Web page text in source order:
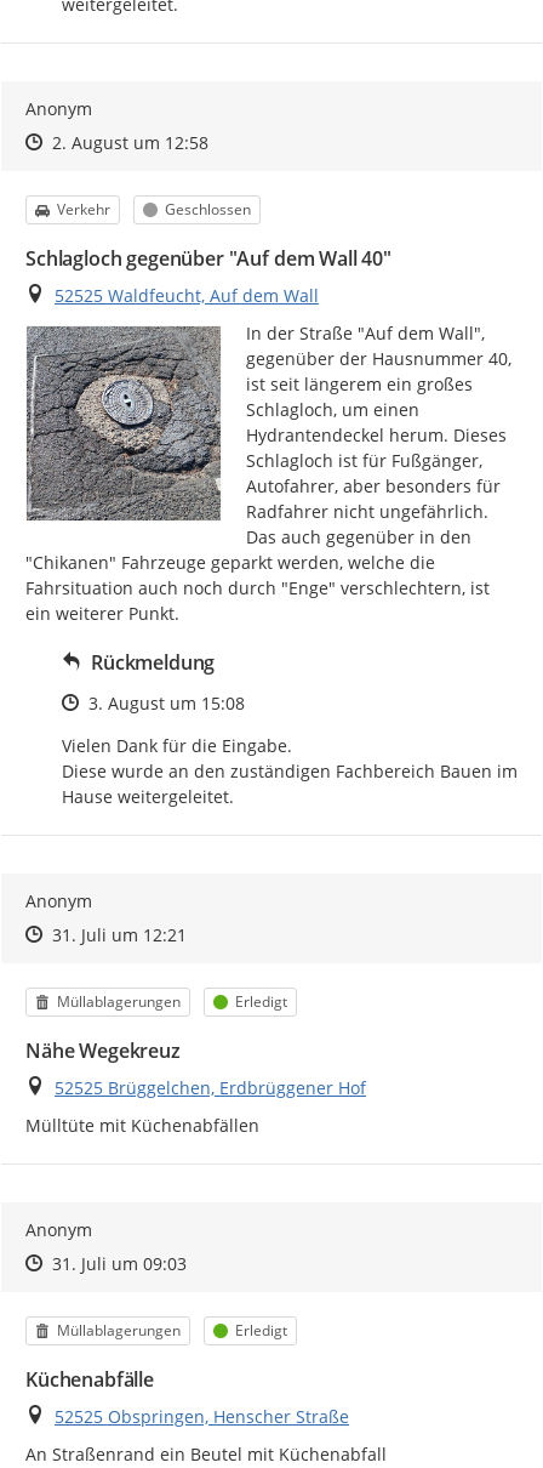
Anonym
Zeitpunkt des Erstellens
Zeitpunkt des Erstellens
2. August um 12:58Zur Äußerung
Kategorie
Verkehr Status
Geschlossen
Schlagloch gegenüber "Auf dem Wall 40"
Ort
52525 Waldfeucht, Auf dem Wall
In der Straße "Auf dem Wall",
gegenüber der Hausnummer 40,
ist seit längerem ein großes
Schlagloch, um einen
Hydrantendeckel herum. Dieses
Schlagloch ist für Fußgänger,
Autofahrer, aber besonders für
Radfahrer nicht ungefährlich.
Das auch gegenüber in den
"Chikanen" Fahrzeuge geparkt werden, welche die
Fahrsituation auch noch durch "Enge" verschlechtern, ist
ein weiterer Punkt.
Rückmeldung
Zeitpunkt des Erstellens
3. August um 15:08
Vielen Dank für die Eingabe.
Diese wurde an den zuständigen Fachbereich Bauen im
Hause weitergeleitet.
Anonym
Zeitpunkt des Erstellens
Zeitpunkt des Erstellens
31. Juli um 12:21
Kategorie
Müllablagerungen Status
Erledigt
Nähe Wegekreuz
Ort
52525 Brüggelchen, Erdbrüggener Hof
Mülltüte mit Küchenabfällen
Anonym
Zeitpunkt des Erstellens
Zeitpunkt des Erstellens
31. Juli um 09:03Zur Äußerung
Kategorie
Müllablagerungen Status
Erledigt
Küchenabfälle
Ort
52525 Obspringen, Henscher Straße
An Straßenrand ein Beutel mit Küchenabfall